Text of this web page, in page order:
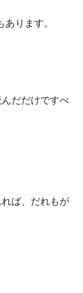
ります。
だだけですべ
ば、だれもが